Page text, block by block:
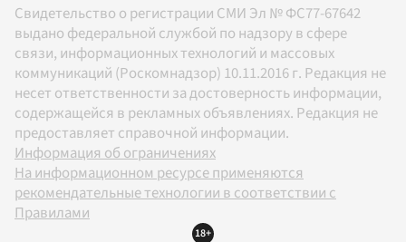
Свидетельство о регистрации СМИ Эл № ФС77-67642
выдано федеральной службой по надзору в сфере
связи, информационных технологий и массовых
коммуникаций (Роскомнадзор) 10.11.2016 г. Редакция не
несет ответственности за достоверность информации,
содержащейся в рекламных объявлениях. Редакция не
предоставляет справочной информации.
Информация об ограничениях
На информационном ресурсе применяются
рекомендательные технологии в соответствии с
Правилами
18+